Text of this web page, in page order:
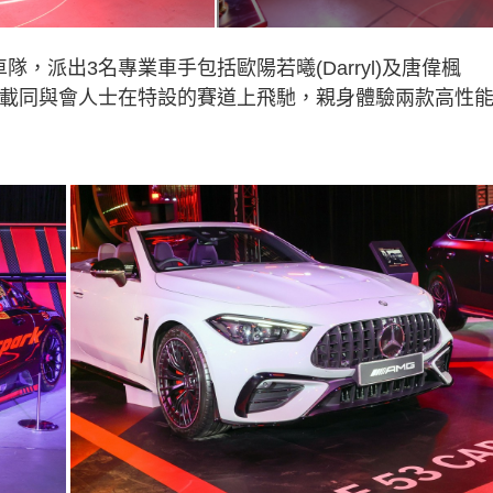
，派出3名專業車手包括歐陽若曦(Darryl)及唐偉楓
同與會人士在特設的賽道上飛馳，親身體驗兩款高性